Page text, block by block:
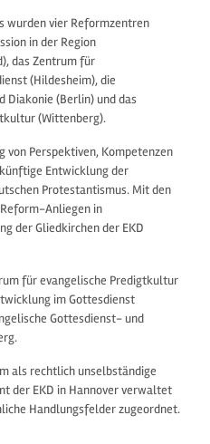
wurden vier Reformzentren
in der Region
das Zentrum für
(Hildesheim), die
Diakonie (Berlin) und das
(Wittenberg).
von Perspektiven, Kompetenzen
Entwicklung der
Protestantismus. Mit den
Anliegen in
der Gliedkirchen der EKD
für evangelische Predigtkultur
im Gottesdienst
Gottesdienst- und
als rechtlich unselbständige
der EKD in Hannover verwaltet
Handlungsfelder zugeordnet.